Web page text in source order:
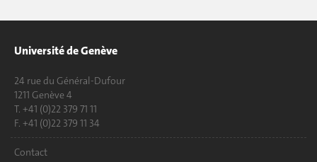
Université de Genève
24 rue du Général-Dufour
1211 Genève 4
T. +41 (0)22 379 71 11
F. +41 (0)22 379 11 34
Contact